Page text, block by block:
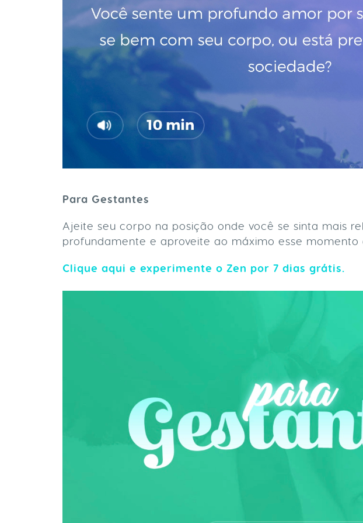
Para Gestantes
Ajeite seu corpo na posição onde você se sinta mais
profundamente e aproveite ao máximo esse momento
Clique aqui e experimente o Zen por 7 dias grátis.